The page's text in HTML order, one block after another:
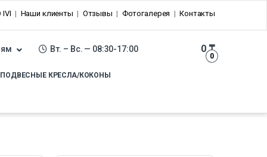
IVI Наши клиенты Отзывы Фотогалерея Контакты
Вт. – Вс. — 08:30-17:00
0
0₸
ПОДВЕСНЫЕ КРЕСЛА/КОКОНЫ